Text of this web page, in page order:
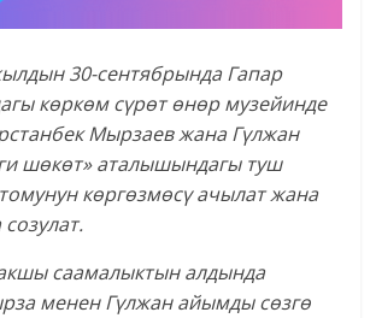
30-сентябрында Гапар
көркөм сүрөт өнөр музейинде
Мырзаев жана Гүлжан
шөкөт» аталышындагы туш
көргөзмөсү ачылат жана
саамалыктын алдында
менен Гүлжан айымды сөзгө